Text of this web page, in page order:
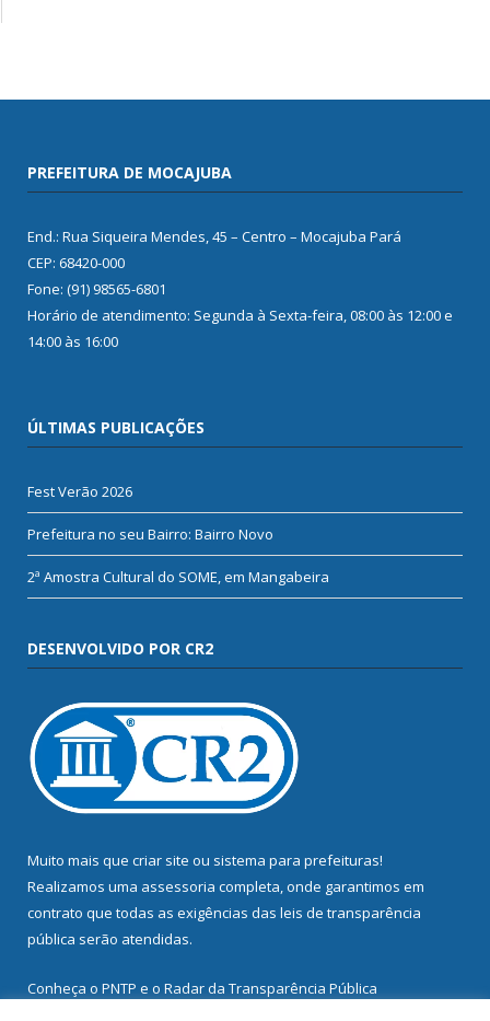
PREFEITURA DE MOCAJUBA
End.: Rua Siqueira Mendes, 45 – Centro – Mocajuba Pará
CEP: 68420-000
Fone: (91) 98565-6801
Horário de atendimento: Segunda à Sexta-feira, 08:00 às 12:00 e
14:00 às 16:00
ÚLTIMAS PUBLICAÇÕES
Fest Verão 2026
Prefeitura no seu Bairro: Bairro Novo
2ª Amostra Cultural do SOME, em Mangabeira
DESENVOLVIDO POR CR2
Muito mais que criar site ou sistema para prefeituras!
Realizamos uma assessoria completa, onde garantimos em
contrato que todas as exigências das leis de transparência
pública serão atendidas.
Conheça o PNTP e o Radar da Transparência Pública